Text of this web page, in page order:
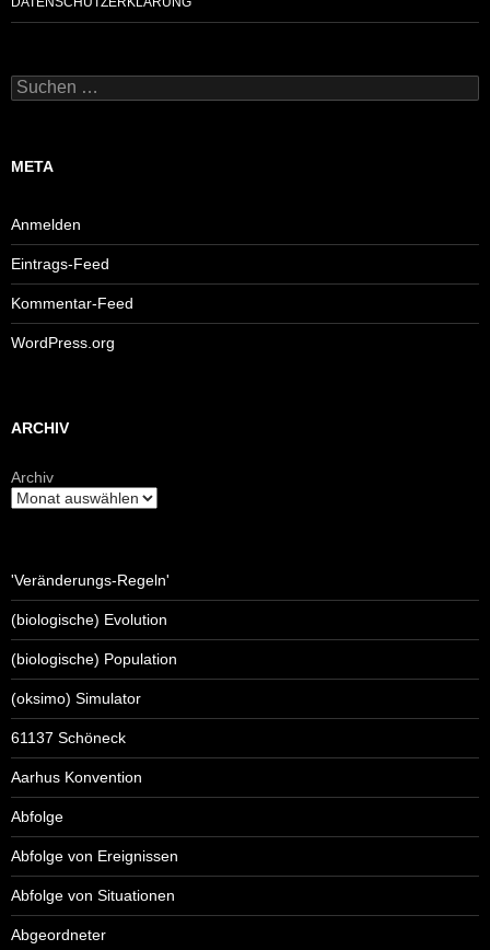
Suchen
nach:
META
Anmelden
Eintrags-Feed
Kommentar-Feed
WordPress.org
ARCHIV
Archiv
'Veränderungs-Regeln'
(biologische) Evolution
(biologische) Population
(oksimo) Simulator
61137 Schöneck
Aarhus Konvention
Abfolge
Abfolge von Ereignissen
Abfolge von Situationen
Abgeordneter